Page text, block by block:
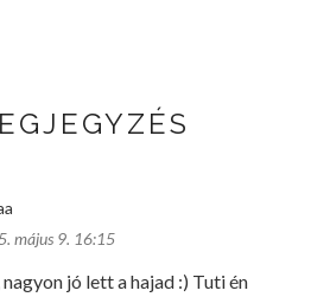
május 9. 16:15
nagyon jó lett a hajad :) Tuti én